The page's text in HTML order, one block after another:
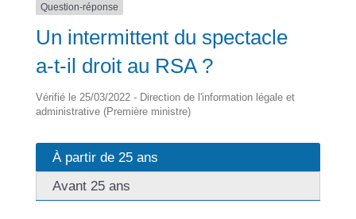
Question-réponse
Un intermittent du spectacle
a-t-il droit au RSA ?
Vérifié le 25/03/2022 - Direction de l'information légale et
administrative (Première ministre)
À partir de 25 ans
Avant 25 ans